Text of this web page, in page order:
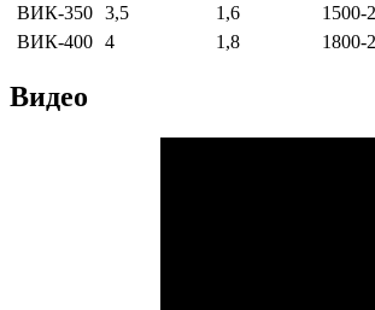
ВИК-350 3,5 1,6 1500-
ВИК-400 4 1,8 1800-
Видео